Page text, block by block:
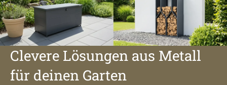
Clevere Lösungen aus Metall
für deinen Garten